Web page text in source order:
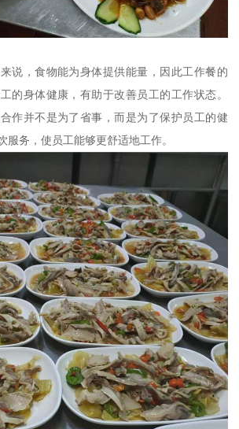
说，食物能为身体提供能量，因此工作餐的
的身体健康，有助于改善员工的工作状态。
作并不是为了省事，而是为了保护员工的健
服务，使员工能够更舒适地工作。